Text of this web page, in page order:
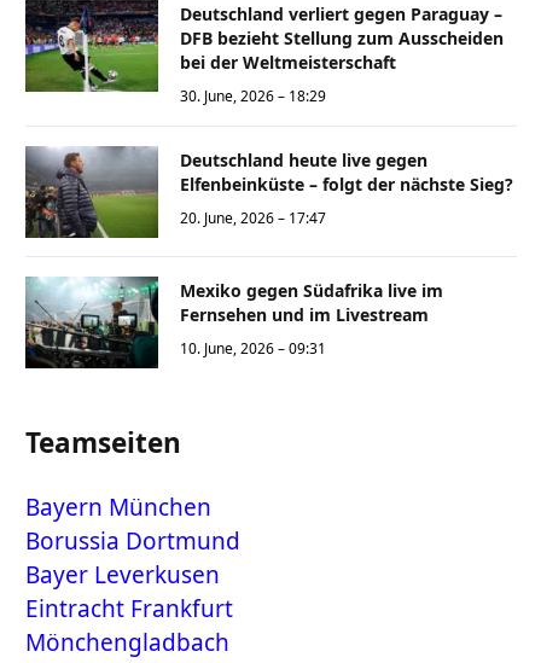
Deutschland verliert gegen Paraguay –
DFB bezieht Stellung zum Ausscheiden
bei der Weltmeisterschaft
30. June, 2026 – 18:29
Deutschland heute live gegen
Elfenbeinküste – folgt der nächste Sieg?
20. June, 2026 – 17:47
Mexiko gegen Südafrika live im
Fernsehen und im Livestream
10. June, 2026 – 09:31
Teamseiten
Bayern München
Borussia Dortmund
Bayer Leverkusen
Eintracht Frankfurt
Mönchengladbach